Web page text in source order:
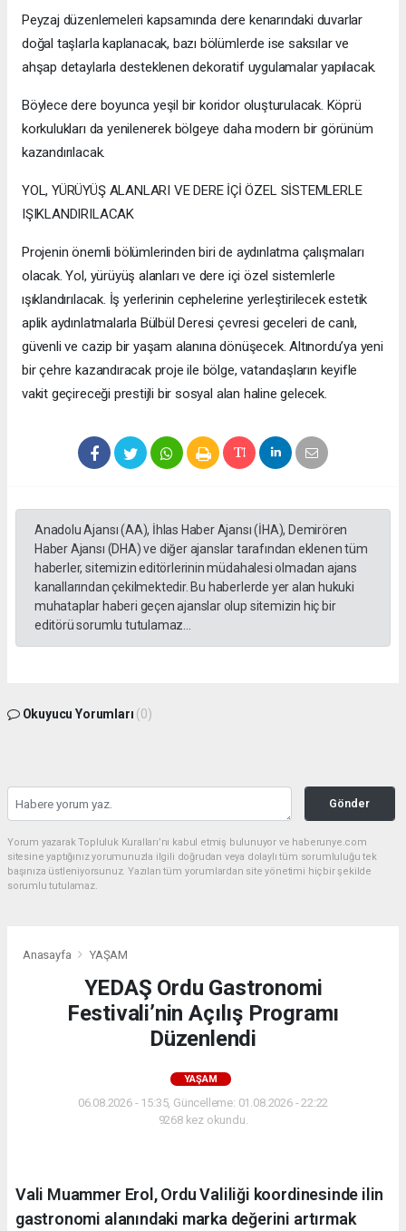
Peyzaj düzenlemeleri kapsamında dere kenarındaki duvarlar
doğal taşlarla kaplanacak, bazı bölümlerde ise saksılar ve
ahşap detaylarla desteklenen dekoratif uygulamalar yapılacak.
Böylece dere boyunca yeşil bir koridor oluşturulacak. Köprü
korkulukları da yenilenerek bölgeye daha modern bir görünüm
kazandırılacak.
YOL, YÜRÜYÜŞ ALANLARI VE DERE İÇİ ÖZEL SİSTEMLERLE
IŞIKLANDIRILACAK
Projenin önemli bölümlerinden biri de aydınlatma çalışmaları
olacak. Yol, yürüyüş alanları ve dere içi özel sistemlerle
ışıklandırılacak. İş yerlerinin cephelerine yerleştirilecek estetik
aplik aydınlatmalarla Bülbül Deresi çevresi geceleri de canlı,
güvenli ve cazip bir yaşam alanına dönüşecek. Altınordu’ya yeni
bir çehre kazandıracak proje ile bölge, vatandaşların keyifle
vakit geçireceği prestijli bir sosyal alan haline gelecek.
Anadolu Ajansı (AA), İhlas Haber Ajansı (İHA), Demirören
Haber Ajansı (DHA) ve diğer ajanslar tarafından eklenen tüm
haberler, sitemizin editörlerinin müdahalesi olmadan ajans
kanallarından çekilmektedir. Bu haberlerde yer alan hukuki
muhataplar haberi geçen ajanslar olup sitemizin hiç bir
editörü sorumlu tutulamaz...
Okuyucu Yorumları (0)
Gönder
Yorum yazarak Topluluk Kuralları’nı kabul etmiş bulunuyor ve haberunye.com
sitesine yaptığınız yorumunuzla ilgili doğrudan veya dolaylı tüm sorumluluğu tek
başınıza üstleniyorsunuz. Yazılan tüm yorumlardan site yönetimi hiçbir şekilde
sorumlu tutulamaz.
Anasayfa YAŞAM
YEDAŞ Ordu Gastronomi
Festivali’nin Açılış Programı
Düzenlendi
YAŞAM
06.08.2026 - 15:35, Güncelleme: 01.08.2026 - 22:22
9268 kez okundu.
Vali Muammer Erol, Ordu Valiliği koordinesinde ilin
gastronomi alanındaki marka değerini artırmak